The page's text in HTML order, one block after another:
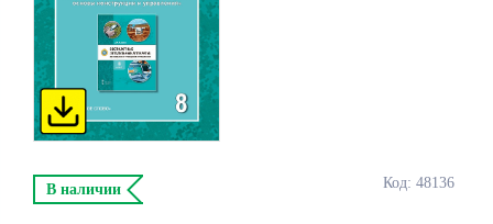
Код: 48136
В наличии